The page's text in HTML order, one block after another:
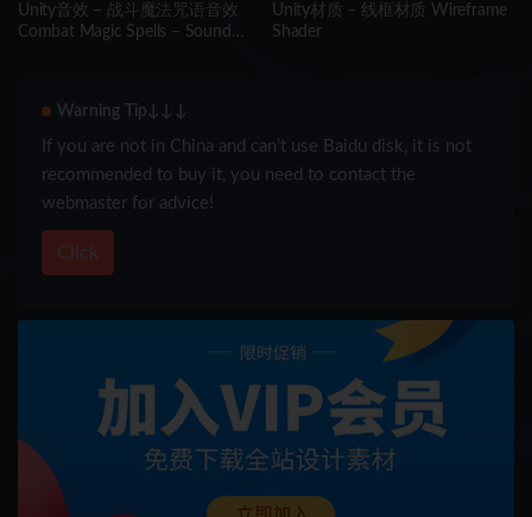
Unity音效 – 战斗魔法咒语音效
Combat Magic Spells – Sound
Unity材质 – 线框材质 Wireframe
Shader
Warning Tip↓↓↓
If you are not in China and can’t use Baidu disk, it is not
recommended to buy it, you need to contact the
webmaster for advice!
Click